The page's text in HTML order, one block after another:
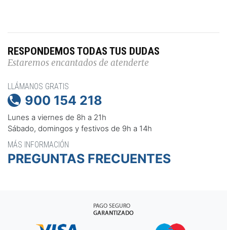
RESPONDEMOS TODAS TUS DUDAS
Estaremos encantados de atenderte
LLÁMANOS GRATIS
 900 154 218
Lunes a viernes de 8h a 21h
Sábado, domingos y festivos de 9h a 14h
MÁS INFORMACIÓN
PREGUNTAS FRECUENTES